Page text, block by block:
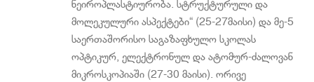
ნეიროპლასტიურობა. სტრუქტურული და
მოლეკულური ასპექტები“ (25-27მაისი) და მე-5
საერთაშორისო საგაზაფხულო სკოლას
ოპტიკურ, ელექტრონულ და ატომურ-ძალოვან
მიკროსკოპიაში (27-30 მაისი). ორივე